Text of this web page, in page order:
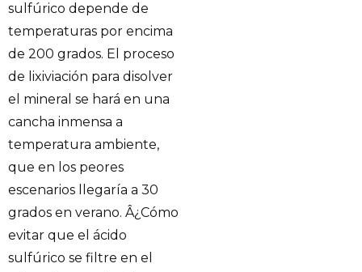
sulfúrico depende de
temperaturas por encima
de 200 grados. El proceso
de lixiviación para disolver
el mineral se hará en una
cancha inmensa a
temperatura ambiente,
que en los peores
escenarios llegaría a 30
grados en verano. Â¿Cómo
evitar que el ácido
sulfúrico se filtre en el